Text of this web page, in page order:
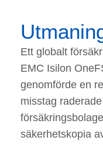
Ett globalt
EMC Isilon
genomförde en
misstag
säkerhetskopia